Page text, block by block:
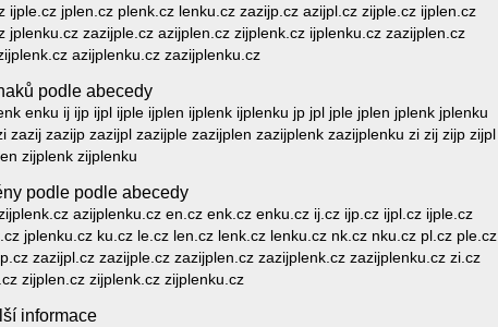
jplen.cz plenk.cz lenku.cz zazijp.cz azijpl.cz zijple.cz ijplen.cz
zazijple.cz azijplen.cz zijplenk.cz ijplenku.cz zazijplen.cz
azijplenku.cz zazijplenku.cz
podle abecedy
enku ij ijp ijpl ijple ijplen ijplenk ijplenku jp jpl jple jplen jplenk jplenku
zazijp zazijpl zazijple zazijplen zazijplenk zazijplenku zi zij zijp zijpl
zijplenk zijplenku
podle podle abecedy
azijplenku.cz en.cz enk.cz enku.cz ij.cz ijp.cz ijpl.cz ijple.cz
jplenku.cz ku.cz le.cz len.cz lenk.cz lenku.cz nk.cz nku.cz pl.cz ple.cz
zazijpl.cz zazijple.cz zazijplen.cz zazijplenk.cz zazijplenku.cz zi.cz
zijplen.cz zijplenk.cz zijplenku.cz
informace